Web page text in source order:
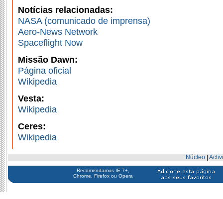
Notícias relacionadas:
NASA (comunicado de imprensa)
Aero-News Network
Spaceflight Now
Missão Dawn:
Página oficial
Wikipedia
Vesta:
Wikipedia
Ceres:
Wikipedia
Núcleo |